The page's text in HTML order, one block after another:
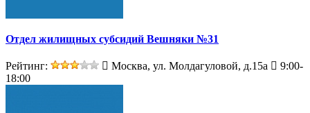
Отдел жилищных субсидий Вешняки №31
Рейтинг: Москва, ул. Молдагуловой, д.15а
9:00-
18:00